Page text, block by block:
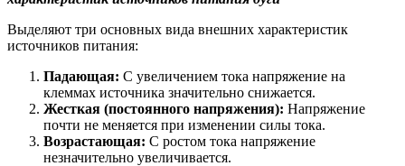
Выделяют три основных вида внешних характеристик
источников питания:
Падающая: С увеличением тока напряжение на
клеммах источника значительно снижается.
Жесткая (постоянного напряжения): Напряжение
почти не меняется при изменении силы тока.
Возрастающая: С ростом тока напряжение
незначительно увеличивается.